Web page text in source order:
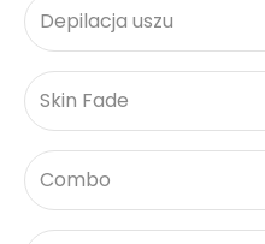
Depilacja uszu
Skin Fade
Combo